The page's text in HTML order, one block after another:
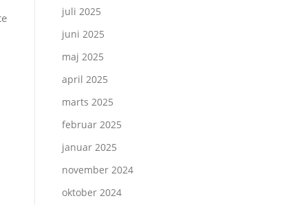
juli 2025
juni 2025
maj 2025
april 2025
marts 2025
februar 2025
januar 2025
november 2024
oktober 2024